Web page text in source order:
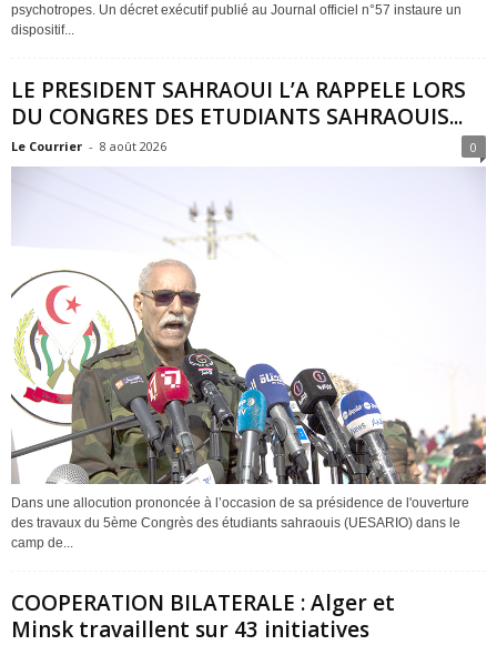
psychotropes. Un décret exécutif publié au Journal officiel n°57 instaure un
dispositif...
LE PRESIDENT SAHRAOUI L’A RAPPELE LORS
DU CONGRES DES ETUDIANTS SAHRAOUIS...
Le Courrier - 8 août 2026 0
Dans une allocution prononcée à l’occasion de sa présidence de l'ouverture
des travaux du 5ème Congrès des étudiants sahraouis (UESARIO) dans le
camp de...
COOPERATION BILATERALE : Alger et
Minsk travaillent sur 43 initiatives